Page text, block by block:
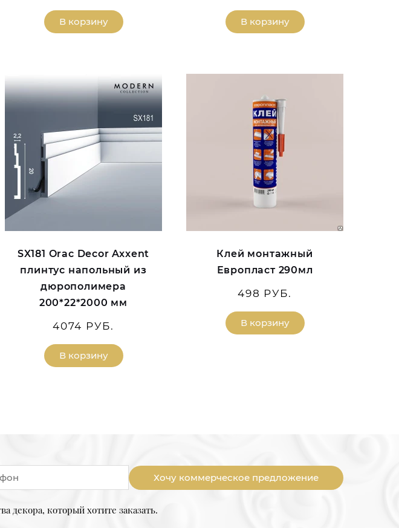
В корзину В корзину
SX181 Orac Decor Axxent
плинтус напольный из
дюрополимера
200*22*2000 мм
4074 РУБ.
В корзину
Клей монтажный
Европласт 290мл
498 РУБ.
В корзину
Хочу коммерческое предложение
декора, который хотите заказать.